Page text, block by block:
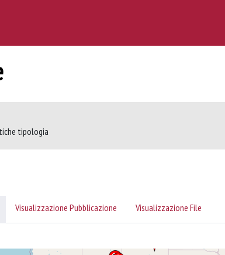
tipologia
Visualizzazione Pubblicazione Visualizzazione File